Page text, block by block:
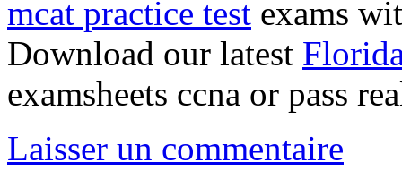
mcat practice test exams
Download our latest
examsheets ccna or pass
Laisser un commentaire